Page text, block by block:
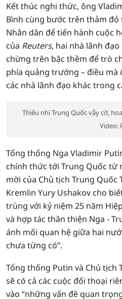
Kết thúc nghi thức, ông
Bình cùng bước trên thảm
Nhân dân để tiến hành cuộc
của Reuters, hai nhà lãnh
chừng trên bậc thềm để trò
phía quảng trường – điều mà
các nhà lãnh đạo khác trong
Thiếu nhi Trung Quốc vẫy cờ,
Video:
Tổng thống Nga Vladimir
chính thức tới Trung Quốc từ
mời của Chủ tịch Trung Quốc
Kremlin Yury Ushakov cho
trùng với kỷ niệm 25 năm
và hợp tác thân thiện Nga -
ánh mối quan hệ giữa hai
chưa từng có”.
Tổng thống Putin và Chủ tịch
sẽ có cả các cuộc đối thoại
vào “những vấn đề quan